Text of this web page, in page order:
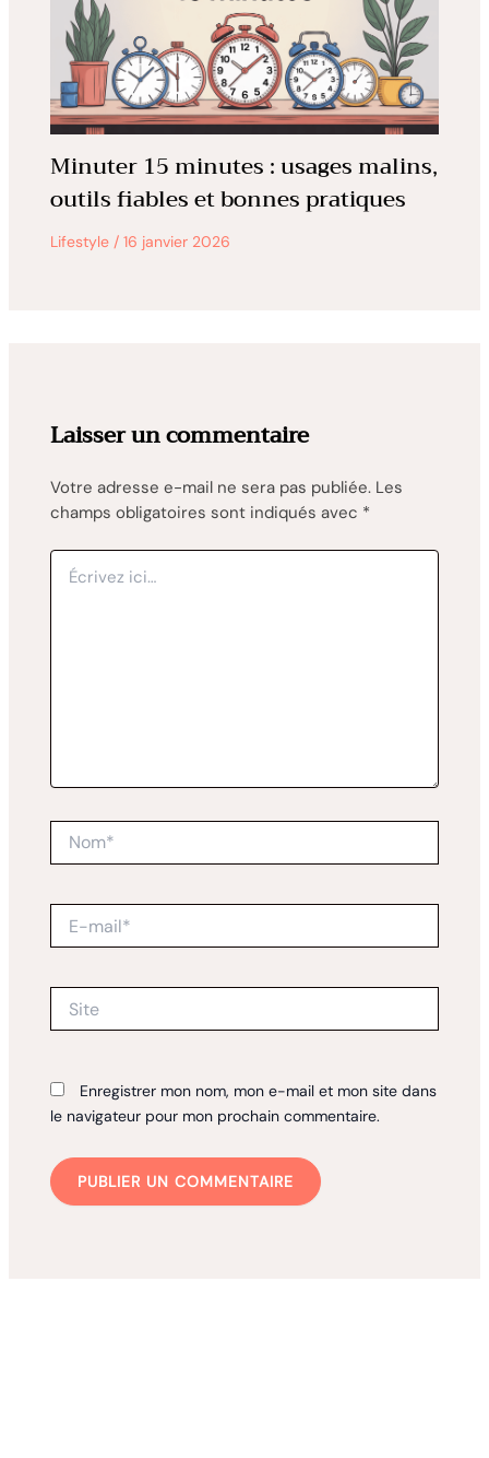
Minuter 15 minutes : usages malins,
outils fiables et bonnes pratiques
Lifestyle/ 16 janvier 2026
Laisser un commentaire
Votre adresse e-mail ne sera pas publiée. Les
champs obligatoires sont indiqués avec *
Écrivez
ici…
mail*
Enregistrer mon nom, mon e-mail et mon site dans
le navigateur pour mon prochain commentaire.